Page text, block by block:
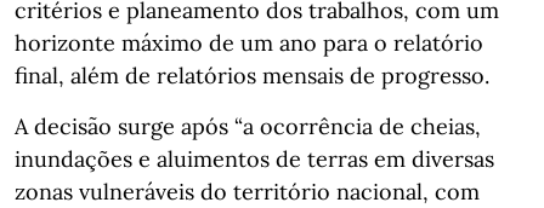
critérios e planeamento dos trabalhos, com um
horizonte máximo de um ano para o relatório
final, além de relatórios mensais de progresso.
A decisão surge após “a ocorrência de cheias,
inundações e aluimentos de terras em diversas
zonas vulneráveis do território nacional, com